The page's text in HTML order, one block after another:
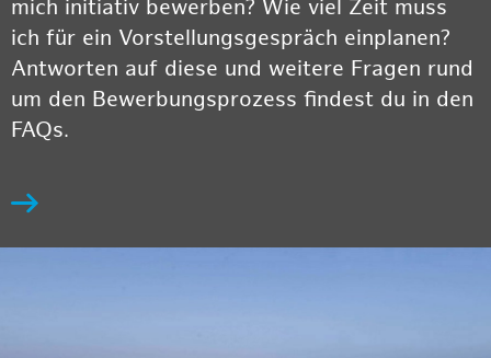
mich initiativ bewerben? Wie viel Zeit muss
ich für ein Vorstellungsgespräch einplanen?
Antworten auf diese und weitere Fragen rund
um den Bewerbungsprozess findest du in den
FAQs.